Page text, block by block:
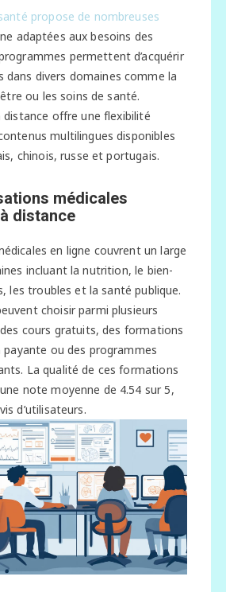
propose de nombreuses
adaptées aux besoins des
permettent d’acquérir
dans divers domaines comme la
ou les soins de santé.
distance offre une flexibilité
multilingues disponibles
chinois, russe et portugais.
médicales
distance
en ligne couvrent un large
incluant la nutrition, le bien-
les troubles et la santé publique.
choisir parmi plusieurs
des cours gratuits, des formations
ou des programmes
La qualité de ces formations
note moyenne de 4.54 sur 5,
d’utilisateurs.